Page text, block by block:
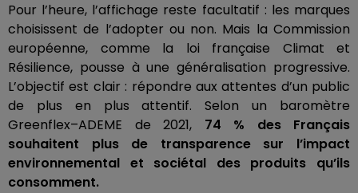
Pour l’heure, l’affichage reste facultatif : les marques
choisissent de l’adopter ou non. Mais la Commission
européenne, comme la loi française Climat et
Résilience, pousse à une généralisation progressive.
L’objectif est clair : répondre aux attentes d’un public
de plus en plus attentif. Selon un baromètre
Greenflex–ADEME de 2021, 74 % des Français
souhaitent plus de transparence sur l’impact
environnemental et sociétal des produits qu’ils
consomment.